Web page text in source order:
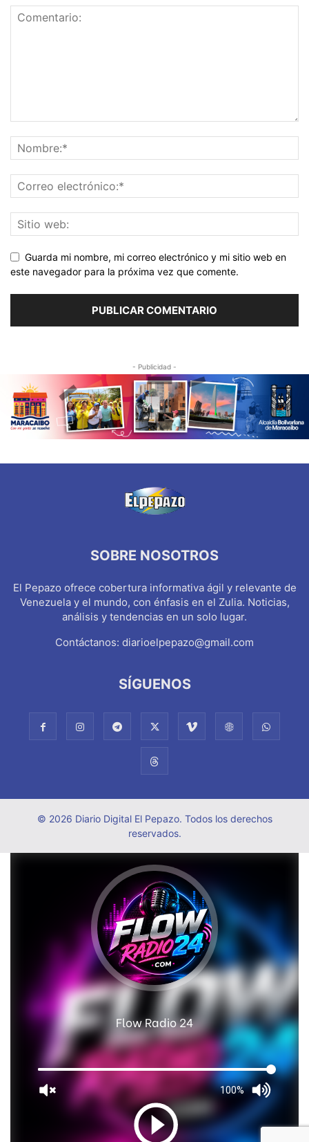
Guarda mi nombre, mi correo electrónico y mi sitio web en
este navegador para la próxima vez que comente.
- Publicidad -
SOBRE NOSOTROS
El Pepazo ofrece cobertura informativa ágil y relevante de
Venezuela y el mundo, con énfasis en el Zulia. Noticias,
análisis y tendencias en un solo lugar.
Contáctanos: diarioelpepazo@gmail.com
SÍGUENOS
© 2026 Diario Digital El Pepazo. Todos los derechos
reservados.